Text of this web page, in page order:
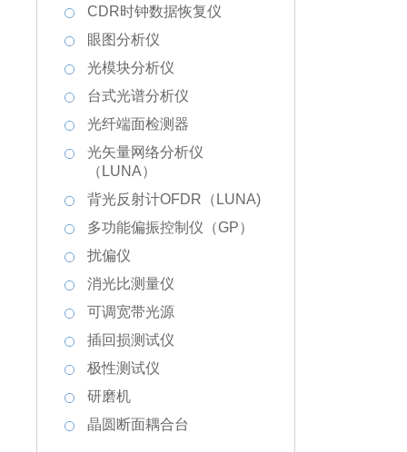
CDR时钟数据恢复仪
眼图分析仪
光模块分析仪
台式光谱分析仪
光纤端面检测器
光矢量网络分析仪
（LUNA）
背光反射计OFDR（LUNA)
多功能偏振控制仪（GP）
扰偏仪
消光比测量仪
可调宽带光源
插回损测试仪
极性测试仪
研磨机
晶圆断面耦合台